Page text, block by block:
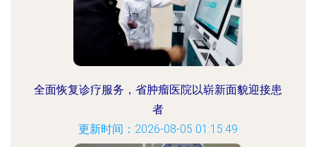
全面恢复诊疗服务，省肿瘤医院以崭新面貌迎接患
者
更新时间：2026-08-05 01:15:49